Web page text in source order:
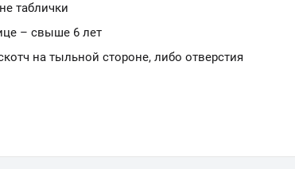
таблички
– свыше 6 лет
на тыльной стороне, либо отверстия